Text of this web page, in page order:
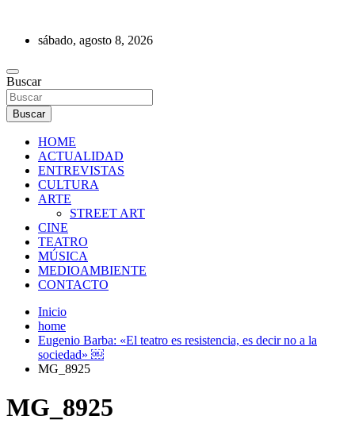
contenidosábado, agosto 8, 2026
REVISTA DE PRENSA
Buscar
Buscar
HOME
ACTUALIDAD
ENTREVISTAS
CULTURA
ARTE
STREET ART
CINE
TEATRO
MÚSICA
MEDIOAMBIENTE
CONTACTO
Inicio
home
Eugenio Barba: «El teatro es resistencia, es decir no a la
sociedad» ￼
MG_8925
MG_8925